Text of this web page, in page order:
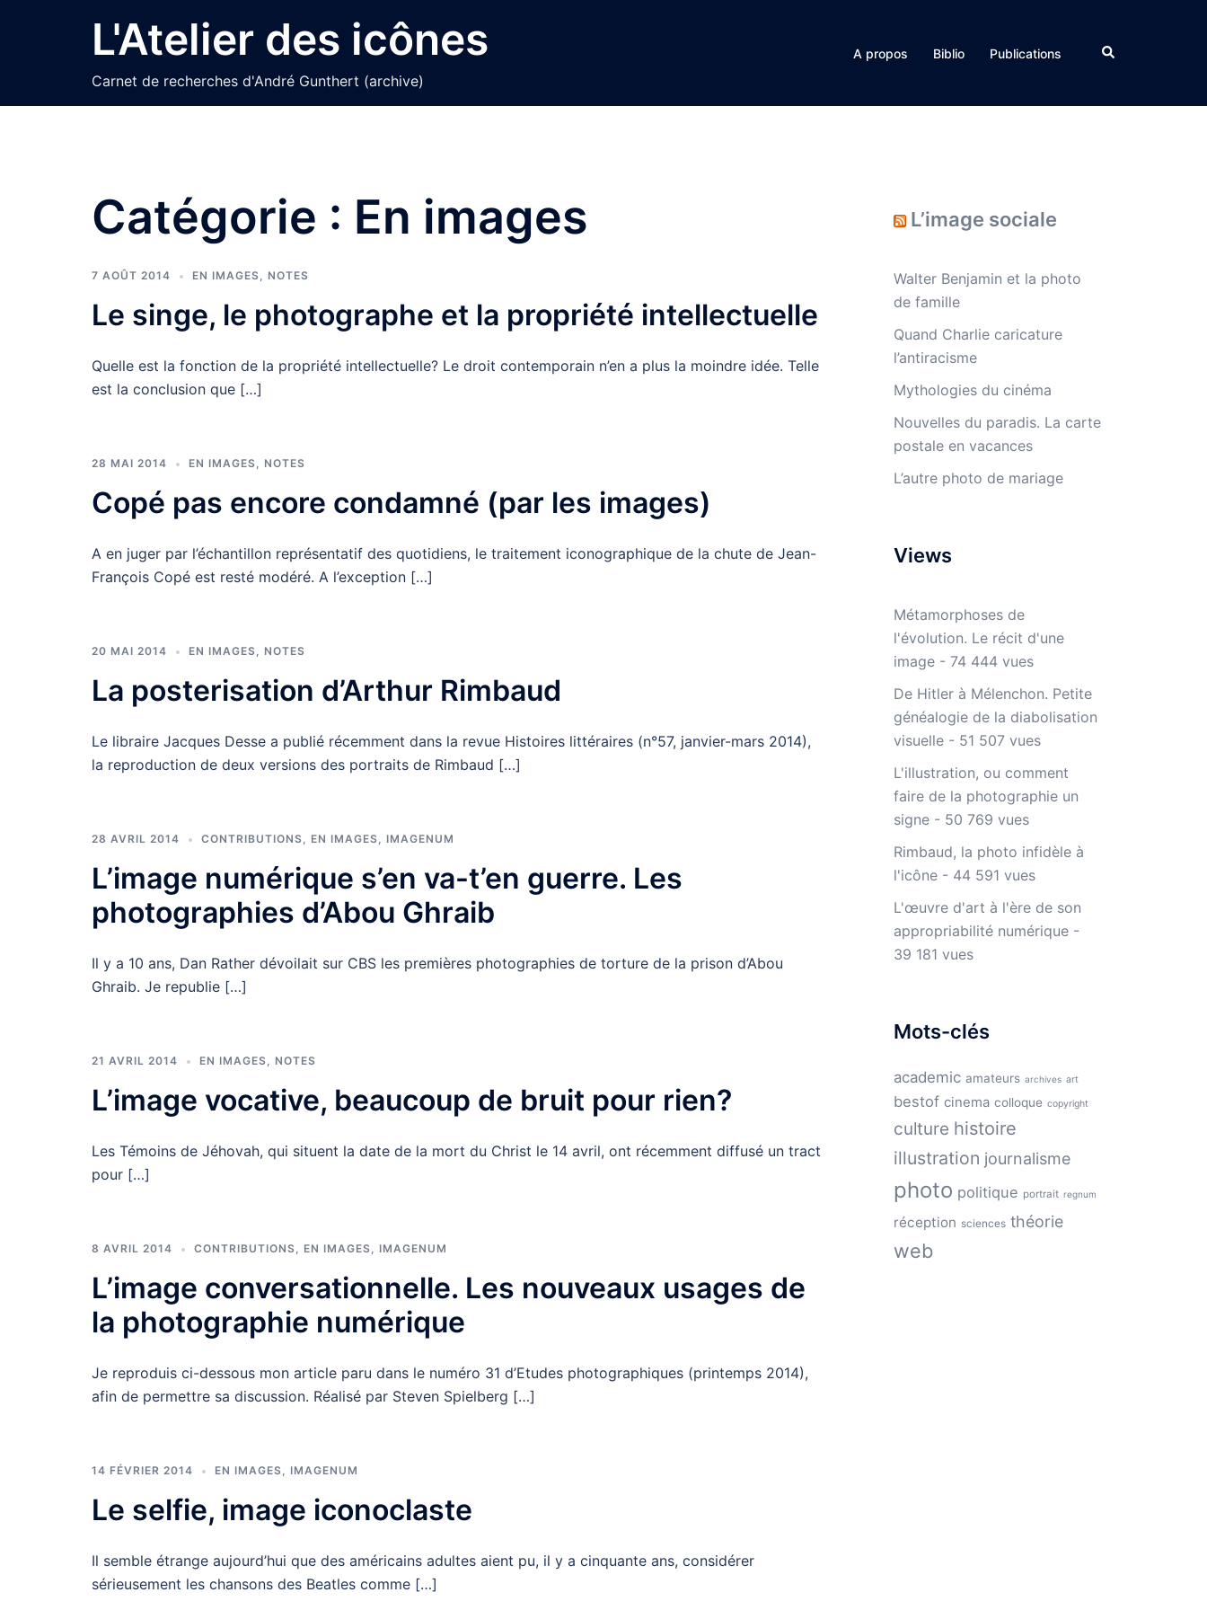
L'Atelier des icônes
Carnet de recherches d'André Gunthert (archive)
A propos Biblio Publications Rechercher
Catégorie : En images
7 AOÛT 2014 EN IMAGES, NOTES
Le singe, le photographe et la propriété intellectuelle
Quelle est la fonction de la propriété intellectuelle? Le droit contemporain n’en a plus la moindre idée. Telle
est la conclusion que […]
28 MAI 2014 EN IMAGES, NOTES
Copé pas encore condamné (par les images)
A en juger par l’échantillon représentatif des quotidiens, le traitement iconographique de la chute de Jean-
François Copé est resté modéré. A l’exception […]
20 MAI 2014 EN IMAGES, NOTES
La posterisation d’Arthur Rimbaud
Le libraire Jacques Desse a publié récemment dans la revue Histoires littéraires (n°57, janvier-mars 2014),
la reproduction de deux versions des portraits de Rimbaud […]
28 AVRIL 2014 CONTRIBUTIONS, EN IMAGES, IMAGENUM
L’image numérique s’en va-t’en guerre. Les
photographies d’Abou Ghraib
Il y a 10 ans, Dan Rather dévoilait sur CBS les premières photographies de torture de la prison d’Abou
Ghraib. Je republie […]
21 AVRIL 2014 EN IMAGES, NOTES
L’image vocative, beaucoup de bruit pour rien?
Les Témoins de Jéhovah, qui situent la date de la mort du Christ le 14 avril, ont récemment diffusé un tract
pour […]
8 AVRIL 2014 CONTRIBUTIONS, EN IMAGES, IMAGENUM
L’image conversationnelle. Les nouveaux usages de
la photographie numérique
Je reproduis ci-dessous mon article paru dans le numéro 31 d’Etudes photographiques (printemps 2014),
afin de permettre sa discussion. Réalisé par Steven Spielberg […]
14 FÉVRIER 2014 EN IMAGES, IMAGENUM
Le selfie, image iconoclaste
Il semble étrange aujourd’hui que des américains adultes aient pu, il y a cinquante ans, considérer
sérieusement les chansons des Beatles comme […]
L’image sociale
Walter Benjamin et la photo
de famille
Quand Charlie caricature
l’antiracisme
Mythologies du cinéma
Nouvelles du paradis. La carte
postale en vacances
L’autre photo de mariage
Views
Métamorphoses de
l'évolution. Le récit d'une
image- 74 444 vues
De Hitler à Mélenchon. Petite
généalogie de la diabolisation
visuelle- 51 507 vues
L'illustration, ou comment
faire de la photographie un
signe- 50 769 vues
Rimbaud, la photo infidèle à
l'icône- 44 591 vues
L'œuvre d'art à l'ère de son
appropriabilité numérique-
39 181 vues
Mots-clés
academic amateurs archives art
bestof cinema colloque copyright
culture histoire
illustration journalisme
photo politique portrait regnum
réception sciences théorie
web